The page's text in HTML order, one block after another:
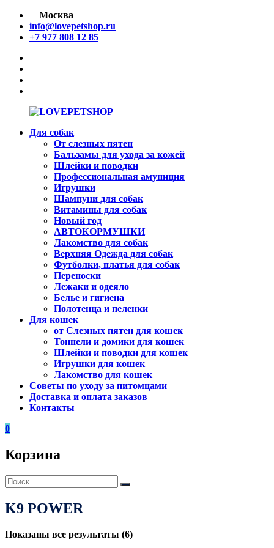
Перейти
содержимому
Москва
info@lovepetshop.ru
+7 977 808 12 85
LOVEPETSHOP
животных
Для собак
От слезных пятен
Бальзамы для ухода за кожей
Шлейки и поводки
Профессиональная амуниция
Игрушки
Шампуни для собак
Витамины для собак
Новый год
АВТОКОРМУШКИ
Лакомство для собак
Верхняя Одежда для собак
Футболки, платья для собак
Переноски
Лежаки и одеяло
Белье и гигиена
Полотенца и пеленки
Для кошек
от Слезных пятен для кошек
Тоннели и домики для кошек
Шлейки и поводки для кошек
Игрушки для кошек
Лакомство для кошек
Советы по уходу за питомцами
Доставка и оплата заказов
Контакты
0
Корзина
Искать:
Поиск
K9 POWER
Показаны все результаты (6)